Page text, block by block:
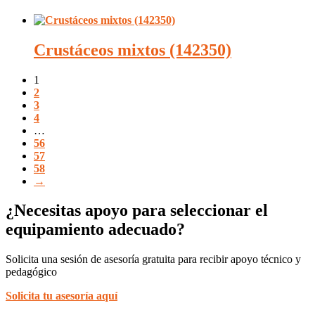
Crustáceos mixtos (142350)
1
2
3
4
…
56
57
58
→
¿Necesitas apoyo para seleccionar el
equipamiento adecuado?
Solicita una sesión de asesoría gratuita para recibir apoyo técnico y
pedagógico
Solicita tu asesoría aquí